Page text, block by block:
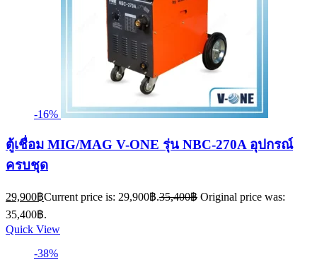
-16%
ตู้เชื่อม MIG/MAG V-ONE รุ่น NBC-270A อุปกรณ์
ครบชุด
29,900฿Current price is: 29,900฿.35,400฿ Original price was:
35,400฿.
Quick View
-38%